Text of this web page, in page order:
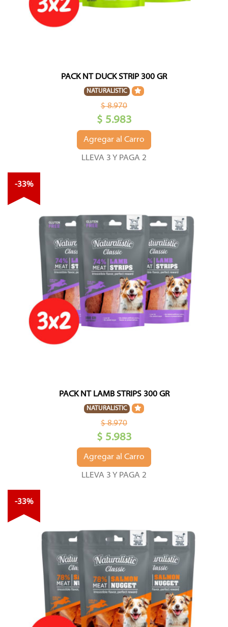
PACK NT DUCK STRIP 300 GR
NATURALISTIC
$ 8.970
$ 5.983
Agregar al Carro
LLEVA 3 Y PAGA 2
-33%
PACK NT LAMB STRIPS 300 GR
NATURALISTIC
$ 8.970
$ 5.983
Agregar al Carro
LLEVA 3 Y PAGA 2
-33%